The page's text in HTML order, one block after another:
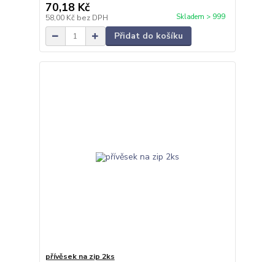
70,18 Kč
58,00 Kč bez DPH Skladem > 999
Přidat do košíku
přívěsek na zip 2ks